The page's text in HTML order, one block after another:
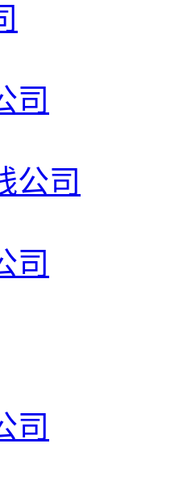
司
公司
司
司